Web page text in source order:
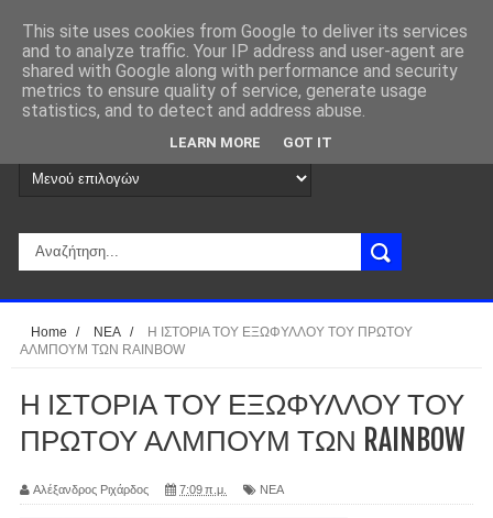
Home / ΝΕΑ /
Η ΙΣΤΟΡΙΑ ΤΟΥ ΕΞΩΦΥΛΛΟΥ ΤΟΥ ΠΡΩΤΟΥ
ΑΛΜΠΟΥΜ ΤΩΝ RAINBOW
Η ΙΣΤΟΡΙΑ ΤΟΥ ΕΞΩΦΥΛΛΟΥ ΤΟΥ
ΠΡΩΤΟΥ ΑΛΜΠΟΥΜ ΤΩΝ RAINBOW
Αλέξανδρος Ριχάρδος 7:09 π.μ. ΝΕΑ
This site uses cookies from Google to deliver its services
and to analyze traffic. Your IP address and user-agent are
shared with Google along with performance and security
metrics to ensure quality of service, generate usage
statistics, and to detect and address abuse.
LEARN MORE GOT IT